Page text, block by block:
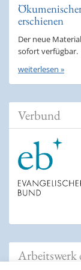
erschienen
Der neue
sofort verfügbar.
weiterlesen »
Verbund
Arbeitswerk